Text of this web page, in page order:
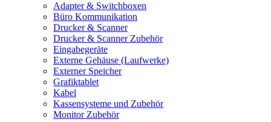
Adapter & Switchboxen
Büro Kommunikation
Drucker & Scanner
Drucker & Scanner Zubehör
Eingabegeräte
Externe Gehäuse (Laufwerke)
Externer Speicher
Grafiktablet
Kabel
Kassensysteme und Zubehör
Monitor Zubehör